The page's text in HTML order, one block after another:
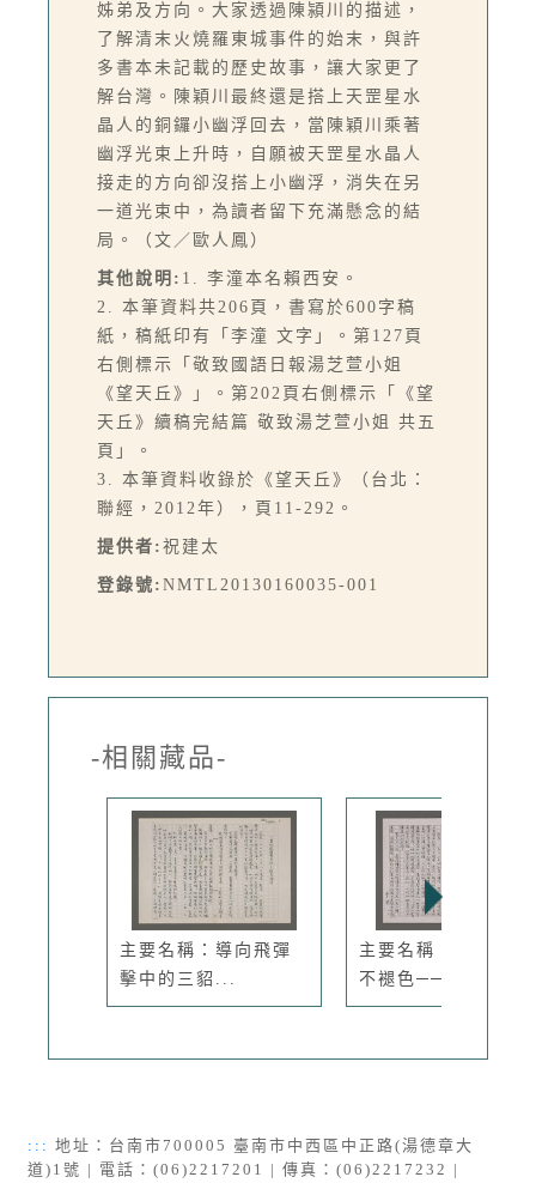
姊弟及方向。大家透過陳潁川的描述，
了解清末火燒羅東城事件的始末，與許
多書本未記載的歷史故事，讓大家更了
解台灣。陳穎川最終還是搭上天罡星水
晶人的銅鑼小幽浮回去，當陳穎川乘著
幽浮光束上升時，自願被天罡星水晶人
接走的方向卻沒搭上小幽浮，消失在另
一道光束中，為讀者留下充滿懸念的結
局。（文／歐人鳳）
其他說明: 1. 李潼本名賴西安。
2. 本筆資料共206頁，書寫於600字稿
紙，稿紙印有「李潼 文字」。第127頁
右側標示「敬致國語日報湯芝萱小姐
《望天丘》」。第202頁右側標示「《望
天丘》續稿完結篇 敬致湯芝萱小姐 共五
頁」。
3. 本筆資料收錄於《望天丘》（台北：
聯經，2012年），頁11-292。
提供者: 祝建太
登錄號: NMTL20130160035-001
-相關藏品-
主要名稱：導向飛彈
擊中的三貂...
主要名稱：紅葉飄飄
不褪色──...
::: 地址：台南市700005 臺南市中西區中正路(湯德章大
道)1號 | 電話：(06)2217201 | 傳真：(06)2217232 |